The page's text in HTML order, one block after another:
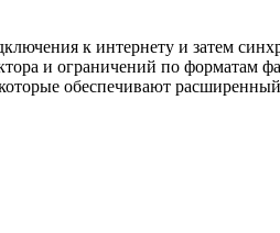
к интернету и затем
и ограничений по форматам
обеспечивают